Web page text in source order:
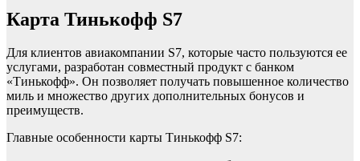
Карта Тинькофф S7
Для клиентов авиакомпании S7, которые часто пользуются ее
услугами, разработан совместный продукт с банком
«Тинькофф». Он позволяет получать повышенное количество
миль и множество других дополнительных бонусов и
преимуществ.
Главные особенности карты Тинькофф S7: